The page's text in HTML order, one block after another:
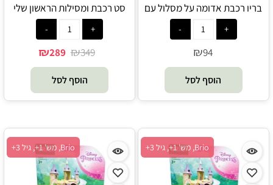
בריו רכבת אדומה על מסלול עם
Brio
₪94
הוסף לסל
סט רכבת ומסילות הראשון שלי
בצבעי הקשת 36002 - Brio
₪349
₪289
הוסף לסל
Brio, מש' 1+, גיל 3+ Brio, מש' 1+, גיל 3+